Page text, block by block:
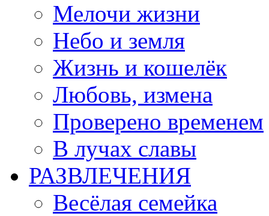
Мелочи жизни
Небо и земля
Жизнь и кошелёк
Любовь, измена
Проверено временем
В лучах славы
РАЗВЛЕЧЕНИЯ
Весёлая семейка